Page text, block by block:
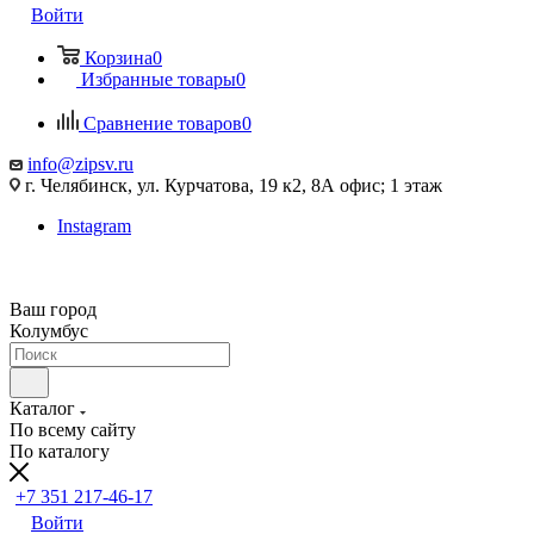
Войти
Корзина0
Избранные товары0
Сравнение товаров0
info@zipsv.ru
г. Челябинск, ул. Курчатова, 19 к2, 8А офис; 1 этаж
Instagram
Ваш город
Колумбус
Каталог
По всему сайту
По каталогу
+7 351 217-46-17
Войти